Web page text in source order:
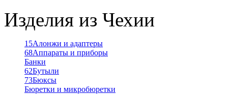
Изделия из Чехии
15Алонжи и адаптеры
68Аппараты и приборы
Банки
62Бутыли
73Бюксы
Бюретки и микробюретки